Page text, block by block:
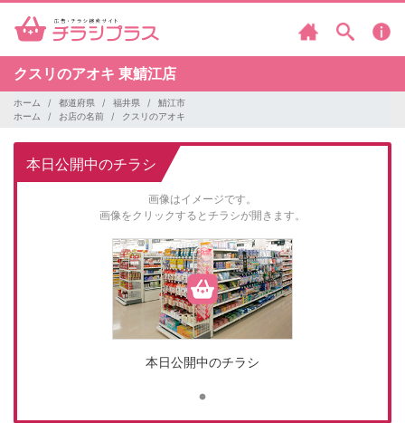
クスリのアオキ 東鯖江店
ホーム 都道府県 福井県
鯖江市
ホーム
お店の名前 クスリのアオキ
本日公開中のチラシ
画像はイメージです。
画像をクリックするとチラシが開きます。
本日公開中のチラシ